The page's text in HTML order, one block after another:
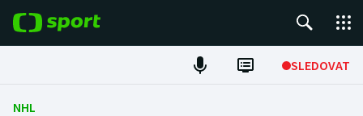
SLEDOVAT
Fotbal
NHL